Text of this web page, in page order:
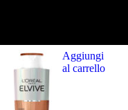
Aggiungi
al carrello